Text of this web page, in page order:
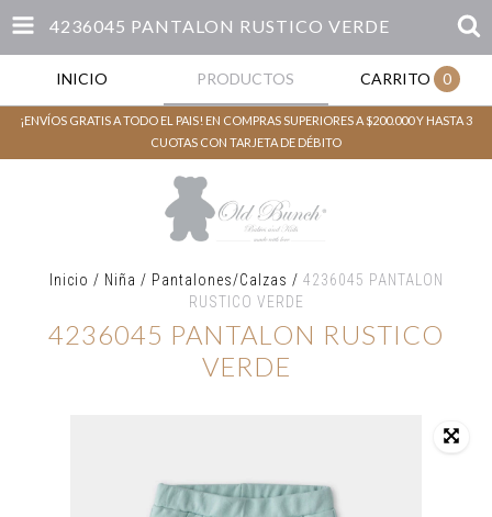
4236045 PANTALON RUSTICO VERDE
INICIO PRODUCTOS CARRITO 0
¡ENVÍOS GRATIS A TODO EL PAIS! EN COMPRAS SUPERIORES A $200.000 Y HASTA 3
CUOTAS CON TARJETA DE DÉBITO
Inicio / Niña / Pantalones/Calzas / 4236045 PANTALON
RUSTICO VERDE
4236045 PANTALON RUSTICO
VERDE